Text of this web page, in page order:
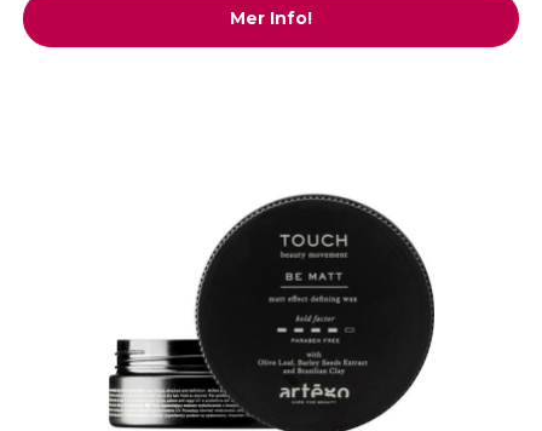
Mer Info!